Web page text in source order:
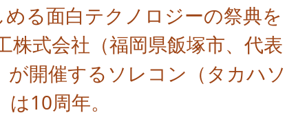
る面白テクノロジーの祭典を
株式会社（福岡県飯塚市、代表
が開催するソレコン（タカハソ
10周年。